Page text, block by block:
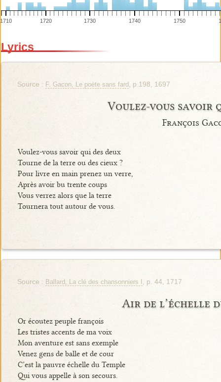
1710 1720 1730 1740 1750
Lyrics
Source : F. Gacon, Le poète sans fard , p.198, 1697
Voulez-vous savoir
François
Voulez-vous savoir qui des deux
Tourne de la terre ou des cieux ?
Pour livre en main prenez un verre,
Après avoir bu trente coups
Vous verrez alors que la terre
Tournera tout autour de vous.
Source : Ballard, La clé des chansonniers I , p. 44, 1717
Air de l’échelle
Or écoutez peuple françois
Les tristes accents de ma voix
Mon aventure est sans exemple
Venez gens de balle et de cour
C’est la pauvre échelle du Temple
Qui vous appelle à son secours.